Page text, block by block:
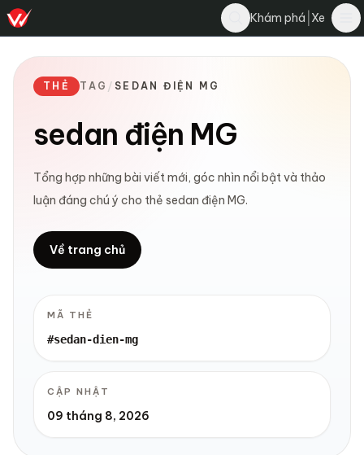
Khám phá Xe
THẺ TAG / SEDAN ĐIỆN MG
sedan điện MG
Tổng hợp những bài viết mới, góc nhìn nổi bật và thảo
luận đáng chú ý cho thẻ sedan điện MG.
Về trang chủ
MÃ THẺ
#sedan-dien-mg
CẬP NHẬT
09 tháng 8, 2026